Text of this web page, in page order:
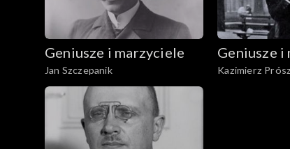
Geniusze i marzyciele
Jan Szczepanik
Geniusze i
Kazimierz